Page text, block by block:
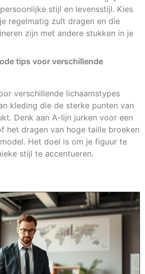
stijl en levensstijl. Kies
regelmatig zult dragen en die
zijn met andere stukken in je
tips voor verschillende
verschillende lichaamstypes
kleding die de sterke punten van
Denk aan A-lijn jurken voor een
het dragen van hoge taille broeken
Het doel is om je figuur te
stijl te accentueren.